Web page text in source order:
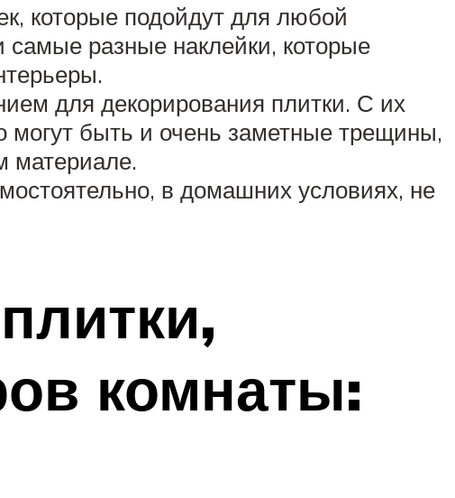
которые подойдут для любой
самые разные наклейки, которые
для декорирования плитки. С их
быть и очень заметные трещины,
материале.
в домашних условиях, не
комнаты: